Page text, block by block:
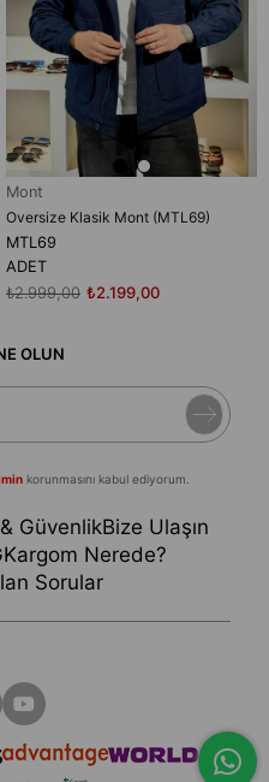
Mont
Oversize Klasik Mont (MTL69)
MTL69
ADET
₺2.199,00
₺2.999,00
OLUN
korunmasını kabul ediyorum.
GüvenlikBize Ulaşın
Kargom Nerede?
Sorular